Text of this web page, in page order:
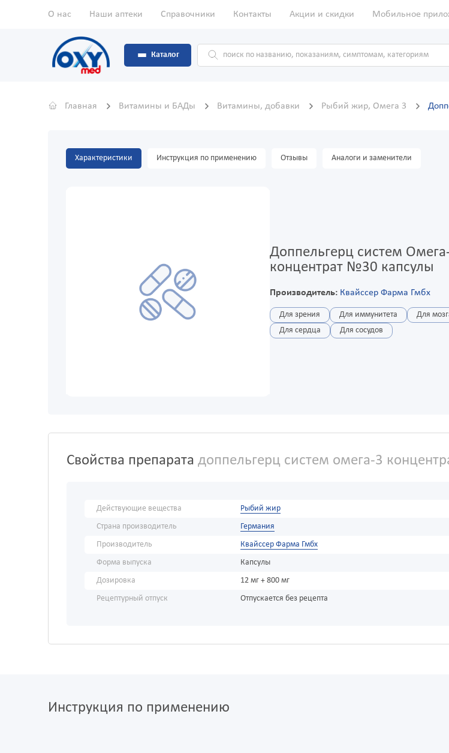
О нас Наши аптеки Справочники Контакты Акции и скидки Мобильное
Каталог
Главная Витамины и БАДы Витамины, добавки Рыбий жир, Омега 3
Характеристики Инструкция по применению Отзывы Аналоги и заменители
Доппельгерц систем
концентрат №30 капсулы
Производитель: Квайссер Фарма Гмбх
Для зрения Для иммунитета
Для
Для сердца
Для сосудов
Свойства препарата доппельгерц систем омега-3
Действующие вещества
Рыбий жир
Страна производитель
Германия
Производитель
Квайссер Фарма Гмбх
Форма выпуска
Капсулы
Дозировка
12 мг + 800 мг
Рецептурный отпуск
Отпускается без рецепта
Инструкция по применению